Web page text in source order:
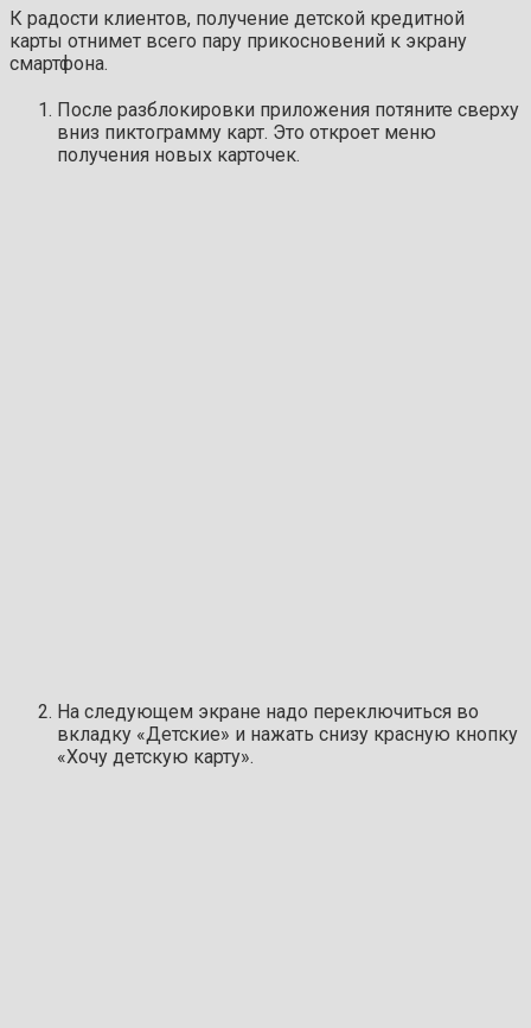
К радости клиентов, получение детской кредитной
карты отнимет всего пару прикосновений к экрану
смартфона.
После разблокировки приложения потяните сверху
вниз пиктограмму карт. Это откроет меню
получения новых карточек.
На следующем экране надо переключиться во
вкладку «Детские» и нажать снизу красную кнопку
«Хочу детскую карту».